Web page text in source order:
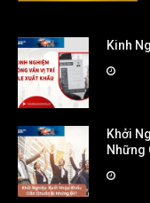
Kinh
Khởi
Những